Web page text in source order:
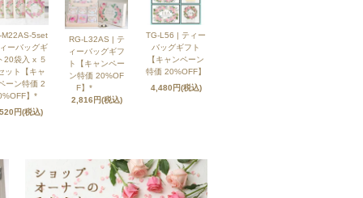
M22AS-5set
ーバッグギ
20袋入 x ５
ット【キャ
ーン特価 2
】*
円(税込)
RG-L32AS | テ
ィーバッグギフ
ト【キャンペー
ン特価 20%OF
F】*
2,816円(税込)
TG-L56 | ティー
バッグギフト
【キャンペーン
特価 20%OFF】
4,480円(税込)